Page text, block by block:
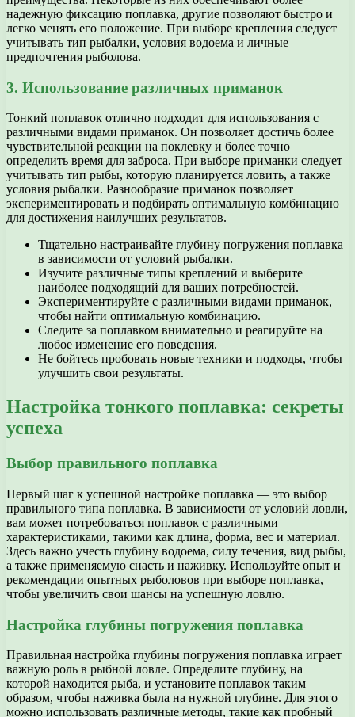
надежную фиксацию поплавка, другие позволяют быстро и
легко менять его положение. При выборе крепления следует
учитывать тип рыбалки, условия водоема и личные
предпочтения рыболова.
3. Использование различных приманок
Тонкий поплавок отлично подходит для использования с
различными видами приманок. Он позволяет достичь более
чувствительной реакции на поклевку и более точно
определить время для заброса. При выборе приманки следует
учитывать тип рыбы, которую планируется ловить, а также
условия рыбалки. Разнообразие приманок позволяет
экспериментировать и подбирать оптимальную комбинацию
для достижения наилучших результатов.
Тщательно настраивайте глубину погружения поплавка
в зависимости от условий рыбалки.
Изучите различные типы креплений и выберите
наиболее подходящий для ваших потребностей.
Экспериментируйте с различными видами приманок,
чтобы найти оптимальную комбинацию.
Следите за поплавком внимательно и реагируйте на
любое изменение его поведения.
Не бойтесь пробовать новые техники и подходы, чтобы
улучшить свои результаты.
Настройка тонкого поплавка: секреты
успеха
Выбор правильного поплавка
Первый шаг к успешной настройке поплавка — это выбор
правильного типа поплавка. В зависимости от условий ловли,
вам может потребоваться поплавок с различными
характеристиками, такими как длина, форма, вес и материал.
Здесь важно учесть глубину водоема, силу течения, вид рыбы,
а также применяемую снасть и наживку. Используйте опыт и
рекомендации опытных рыболовов при выборе поплавка,
чтобы увеличить свои шансы на успешную ловлю.
Настройка глубины погружения поплавка
Правильная настройка глубины погружения поплавка играет
важную роль в рыбной ловле. Определите глубину, на
которой находится рыба, и установите поплавок таким
образом, чтобы наживка была на нужной глубине. Для этого
можно использовать различные методы, такие как пробный